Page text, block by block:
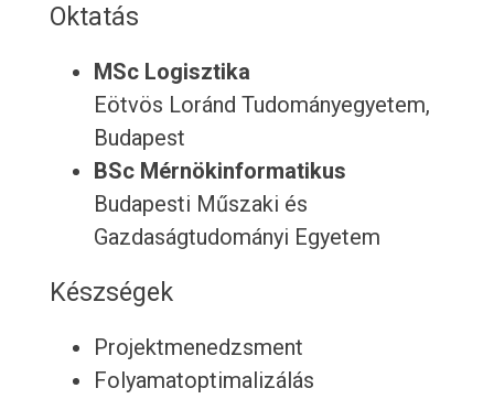
Oktatás
MSc Logisztika
Eötvös Loránd Tudományegyetem,
Budapest
BSc Mérnökinformatikus
Budapesti Műszaki és
Gazdaságtudományi Egyetem
Készségek
Projektmenedzsment
Folyamatoptimalizálás